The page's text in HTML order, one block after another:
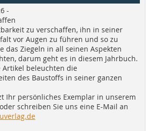
-
zu verschaffen, ihn in seiner
vor Augen zu führen und so zu
das Ziegeln in all seinen Aspekten
darum geht es in diesem Jahrbuch.
Artikel beleuchten die
des Baustoffs in seiner ganzen
Ihr persönliches Exemplar in unserem
oder schreiben Sie uns eine E-Mail an